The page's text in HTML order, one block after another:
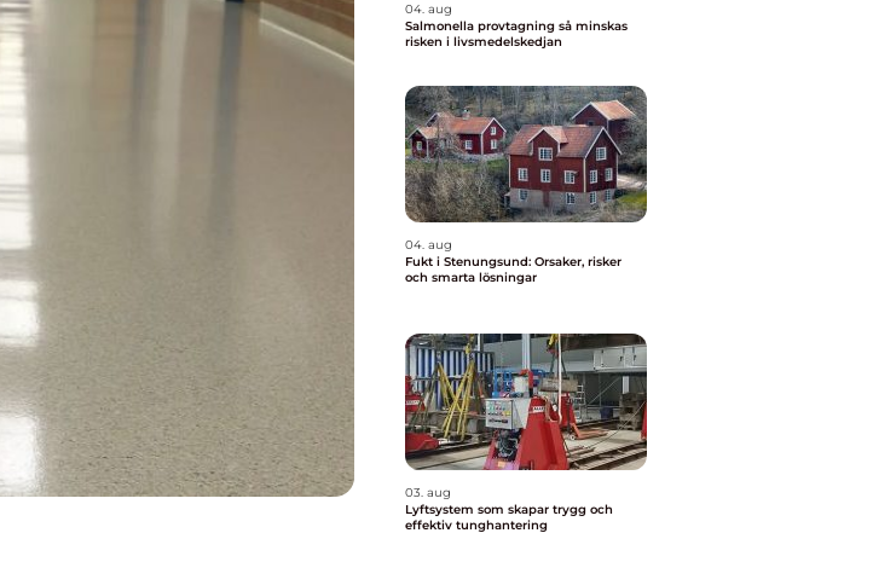
04. aug
Salmonella provtagning så minskas
risken i livsmedelskedjan
04. aug
Fukt i Stenungsund: Orsaker, risker
och smarta lösningar
03. aug
Lyftsystem som skapar trygg och
effektiv tunghantering